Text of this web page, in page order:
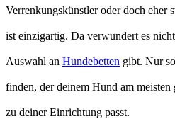
Verrenkungskünstler oder doch eher
ist einzigartig. Da verwundert es
Auswahl an Hundebetten gibt. Nur
finden, der deinem Hund am
zu deiner Einrichtung passt.